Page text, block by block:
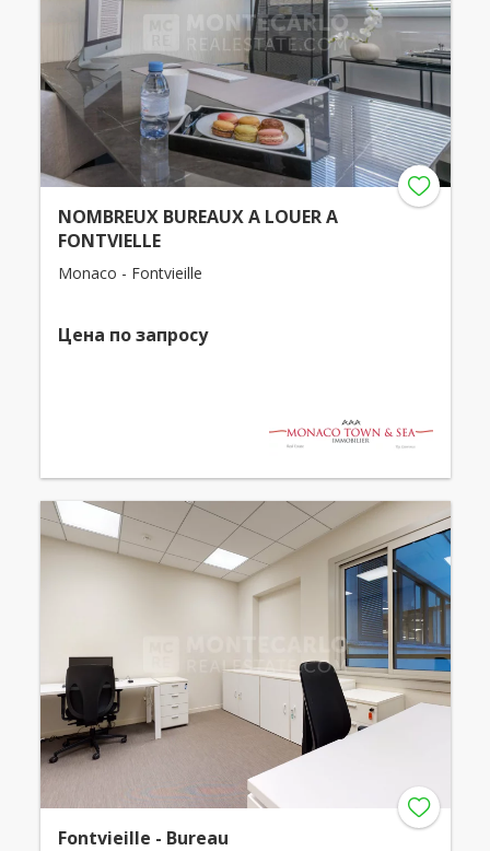
NOMBREUX BUREAUX A LOUER A
FONTVIELLE
Monaco - Fontvieille
Цена по запросу
Fontvieille - Bureau